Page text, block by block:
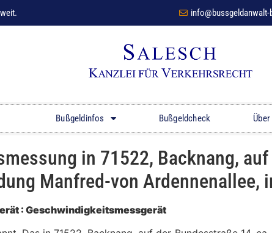
Bußgeldinfos Bußgeldcheck
in 71522, Backnang,
Manfred-von
: Geschwindigkeitsmessgerät